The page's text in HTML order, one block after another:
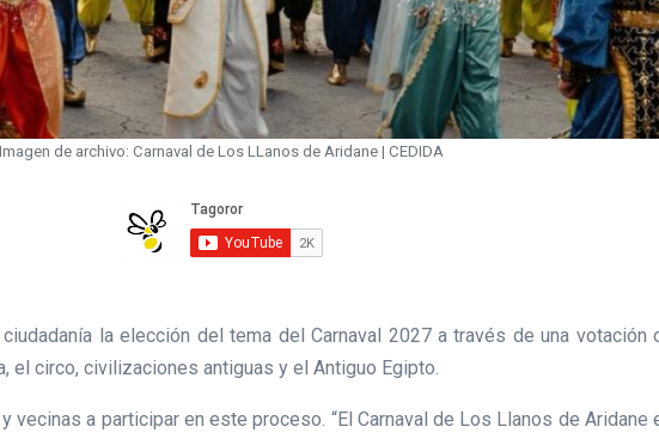
Imagen de archivo: Carnaval de Los LLanos de Aridane | CEDIDA
la elección del tema del Carnaval 2027 a través de una
el circo, civilizaciones antiguas y el Antiguo Egipto.
vecinas a participar en este proceso. “El Carnaval de Los Llanos de